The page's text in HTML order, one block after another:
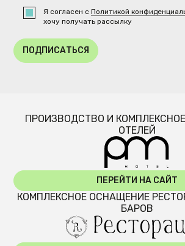
Я согласен сПолитикой
хочу получать рассылку
ПОДПИСАТЬСЯ
ПРОИЗВОДСТВО И
ОТЕЛЕЙ
ПЕРЕЙТИ НА САЙТ
КОМПЛЕКСНОЕ ОСНАЩЕНИЕ
БАРОВ